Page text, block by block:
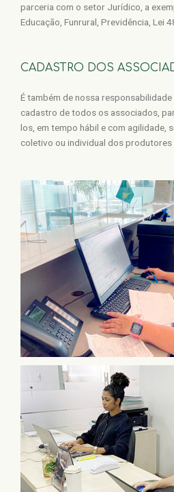
parceria com o setor Jurídico, a
Educação, Funrural, Previdência, Lei
CADASTRO DOS
É também de nossa
cadastro de todos os associados,
los, em tempo hábil e com agilidade,
coletivo ou individual dos produtores